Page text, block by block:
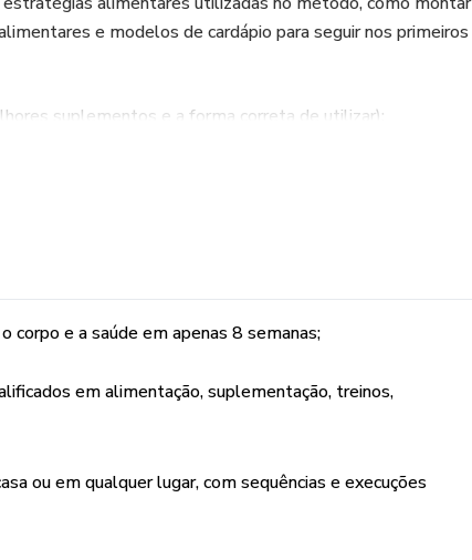
e modelos de cardápio para seguir nos primeiros
suplementos e a forma correta de utilizar);
para academia.
vitaminas. Será dado um feedback após a entrega dos
limitantes e melhorar o emocional);
e a saúde em apenas 8 semanas;
em alimentação, suplementação, treinos,
ou em qualquer lugar, com sequências e execuções